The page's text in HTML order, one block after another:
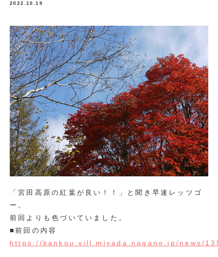
2022.10.19
「宮田高原の紅葉が良い！！」と聞き早速レッツゴ
ー。
前回よりも色づいていました。
■前回の内容
https://kankou.vill.miyada.nagano.jp/news/